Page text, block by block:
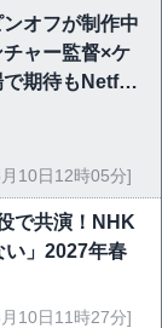
ンオフが制作中
ャー監督×ケ
期待もNetflix
10日12時05分]
で共演！NHK
い」2027年春
10日11時27分]